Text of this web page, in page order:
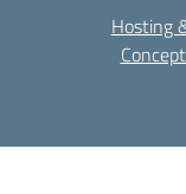
Hosting